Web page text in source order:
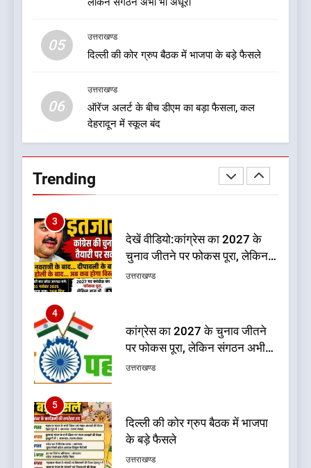
05
उत्तराखण्ड
दिल्ली की कोर ग्रुप बैठक में भाजपा के बड़े फैसले
06
उत्तराखण्ड
ऑरेंज अलर्ट के बीच डीएम का बड़ा फैसला, कल
देहरादून में स्कूल बंद
Trending
1
बड़ी खबर:आखिरकार आ ही गया
को भाजपा ने दी नई जिम्मेदारी ,इन पूर्व
मुख्यमंत्री को भी मिली जिम्मेदारी
3
देखें वीडियो:कांग्रेस का 2027 के
चुनाव जीतने पर फोकस पूरा, लेकिन
संगठन अभी भी अधूरा, कार्यकारिणी
उत्तराखण्ड
4
कांग्रेस का 2027 के चुनाव जीतने
पर फोकस पूरा, लेकिन संगठन अभी
भी अधूरा
उत्तराखण्ड
5
दिल्ली की कोर ग्रुप बैठक में भाजपा
के बड़े फैसले
उत्तराखण्ड